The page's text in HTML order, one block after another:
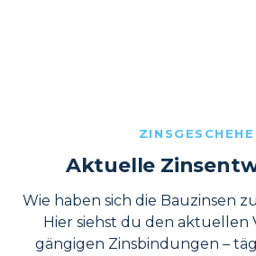
Aktuelle
Wie haben sich die Bauzinsen
Hier siehst du den aktuellen
gängigen Zinsbindungen –